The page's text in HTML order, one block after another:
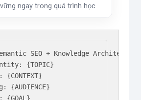
ngay trong quá trình học.
SEO + Knowledge Architect.
{TOPIC}
{CONTEXT}
{AUDIENCE}
{GOAL}